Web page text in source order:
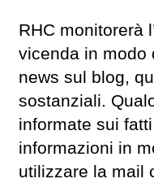
RHC monitorerà
vicenda in modo
news sul blog,
sostanziali.
informate sui
informazioni in
utilizzare la mail